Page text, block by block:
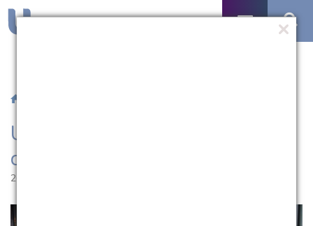
UCPel sedia mais uma edição
do Tchelinux
26.08.2019 | 18:07